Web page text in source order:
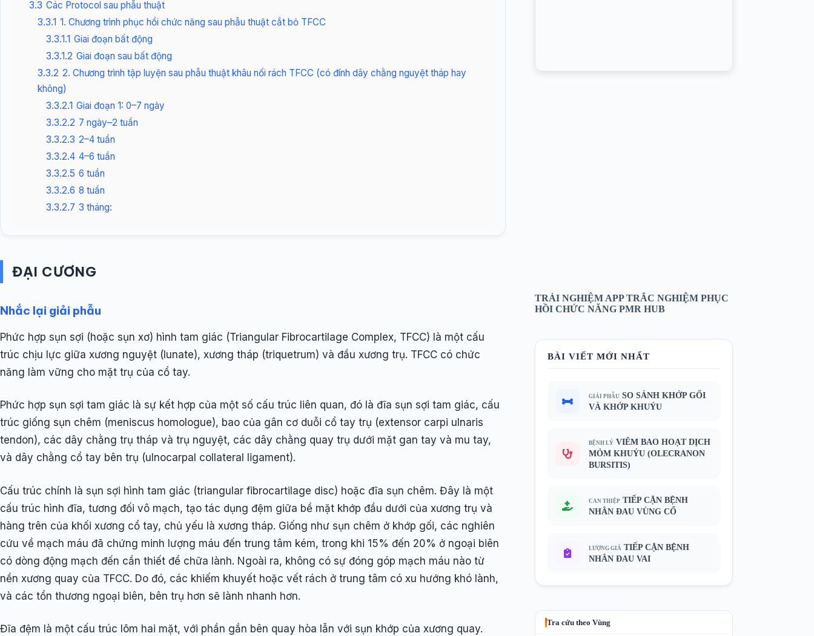
3.3 Các Protocol sau phẫu thuật
3.3.1 1. Chương trình phục hồi chức năng sau phẫu thuật cắt bỏ TFCC
3.3.1.1 Giai đoạn bất động
3.3.1.2 Giai đoạn sau bất động
3.3.2 2. Chương trình tập luyện sau phẫu thuật khâu nối rách TFCC (có đính dây chằng nguyệt tháp hay
không)
3.3.2.1 Giai đoạn 1: 0–7 ngày
3.3.2.2 7 ngày–2 tuần
3.3.2.3 2–4 tuần
3.3.2.4 4–6 tuần
3.3.2.5 6 tuần
3.3.2.6 8 tuần
3.3.2.7 3 tháng:
ĐẠI CƯƠNG
Nhắc lại giải phẫu
Phức hợp sụn sợi (hoặc sụn xơ) hình tam giác (Triangular Fibrocartilage Complex, TFCC) là một cấu
trúc chịu lực giữa xương nguyệt (lunate), xương tháp (triquetrum) và đầu xương trụ. TFCC có chức
năng làm vững cho mặt trụ của cổ tay.
Phức hợp sụn sợi tam giác là sự kết hợp của một số cấu trúc liên quan, đó là đĩa sụn sợi tam giác, cấu
trúc giống sụn chêm (meniscus homologue), bao của gân cơ duỗi cổ tay trụ (extensor carpi ulnaris
tendon), các dây chằng trụ tháp và trụ nguyệt, các dây chằng quay trụ dưới mặt gan tay và mu tay,
và dây chằng cổ tay bên trụ (ulnocarpal collateral ligament).
Cấu trúc chính là sụn sợi hình tam giác (triangular fibrocartilage disc) hoặc đĩa sụn chêm. Đây là một
cấu trúc hình đĩa, tương đối vô mạch, tạo tác dụng đệm giữa bề mặt khớp đầu dưới của xương trụ và
hàng trên của khối xương cổ tay, chủ yếu là xương tháp. Giống như sụn chêm ở khớp gối, các nghiên
cứu về mạch máu đã chứng minh lượng máu đến trung tâm kém, trong khi 15% đến 20% ở ngoại biên
có dòng động mạch đến cần thiết để chữa lành. Ngoài ra, không có sự đóng góp mạch máu nào từ
nền xương quay của TFCC. Do đó, các khiếm khuyết hoặc vết rách ở trung tâm có xu hướng khó lành,
và các tổn thương ngoại biên, bên trụ hơn sẽ lành nhanh hơn.
Đĩa đệm là một cấu trúc lõm hai mặt, với phần gắn bên quay hòa lẫn với sụn khớp của xương quay.
TRẢI NGHIỆM APP TRẮC NGHIỆM PHỤC
HỒI CHỨC NĂNG PMR HUB
BÀI VIẾT MỚI NHẤT
GIẢI PHẪU SO SÁNH KHỚP GỐI
VÀ KHỚP KHUỶU
BỆNH LÝ VIÊM BAO HOẠT DỊCH
MỎM KHUỶU (OLECRANON
BURSITIS)
CAN THIỆP TIẾP CẬN BỆNH
NHÂN ĐAU VÙNG CỔ
LƯỢNG GIÁ TIẾP CẬN BỆNH
NHÂN ĐAU VAI
Tra cứu theo Vùng